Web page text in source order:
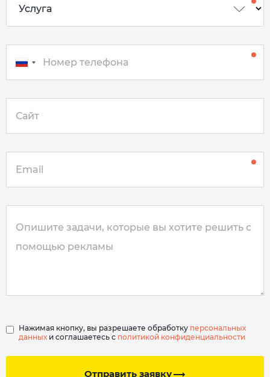
Отправить заявку
Нажимая кнопку, вы разрешаете обработку персональных
данных и соглашаетесь с политикой конфиденциальности